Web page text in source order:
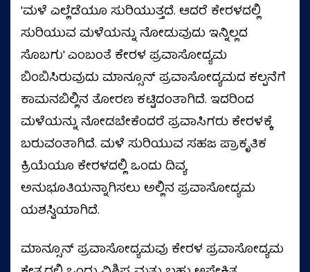
'ಮಳೆ ಎಲ್ಲೆಡೆಯೂ ಸುರಿಯುತ್ತದೆ. ಆದರೆ ಕೇರಳದಲ್ಲಿ
ಸುರಿಯುವ ಮಳೆಯನ್ನು ನೋಡುವುದು ಇನ್ನಿಲ್ಲದ
ಸೊಬಗು' ಎಂಬಂತೆ ಕೇರಳ ಪ್ರವಾಸೋದ್ಯಮ
ಬಿಂಬಿಸಿರುವುದು ಮಾನ್ಸೂನ್ ಪ್ರವಾಸೋದ್ಯಮದ ಕಲ್ಪನೆಗೆ
ಕಾಮನಬಿಲ್ಲಿನ ತೋರಣ ಕಟ್ಟಿದಂತಾಗಿದೆ. ಇದರಿಂದ
ಮಳೆಯನ್ನು ನೋಡಬೇಕೆಂದರೆ ಪ್ರವಾಸಿಗರು ಕೇರಳಕ್ಕೆ
ಬರುವಂತಾಗಿದೆ. ಮಳೆ ಸುರಿಯುವ ಸಹಜ ಪ್ರಾಕೃತಿಕ
ಕ್ರಿಯೆಯೂ ಕೇರಳದಲ್ಲಿ ಒಂದು ದಿವ್ಯ
ಅನುಭೂತಿಯನ್ನಾಗಿಸಲು ಅಲ್ಲಿನ ಪ್ರವಾಸೋದ್ಯಮ
ಯಶಸ್ವಿಯಾಗಿದೆ.
ಮಾನ್ಸೂನ್ ಪ್ರವಾಸೋದ್ಯಮವು ಕೇರಳ ಪ್ರವಾಸೋದ್ಯಮ